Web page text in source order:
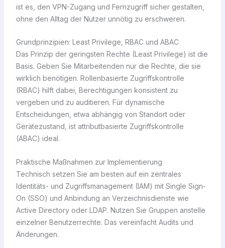
ist es, den VPN-Zugang und Fernzugriff sicher gestalten,
ohne den Alltag der Nutzer unnötig zu erschweren.
Grundprinzipien: Least Privilege, RBAC und ABAC
Das Prinzip der geringsten Rechte (Least Privilege) ist die
Basis. Geben Sie Mitarbeitenden nur die Rechte, die sie
wirklich benötigen. Rollenbasierte Zugriffskontrolle
(RBAC) hilft dabei, Berechtigungen konsistent zu
vergeben und zu auditieren. Für dynamische
Entscheidungen, etwa abhängig von Standort oder
Gerätezustand, ist attributbasierte Zugriffskontrolle
(ABAC) ideal.
Praktische Maßnahmen zur Implementierung
Technisch setzen Sie am besten auf ein zentrales
Identitäts- und Zugriffsmanagement (IAM) mit Single Sign-
On (SSO) und Anbindung an Verzeichnisdienste wie
Active Directory oder LDAP. Nutzen Sie Gruppen anstelle
einzelner Benutzerrechte. Das vereinfacht Audits und
Änderungen.